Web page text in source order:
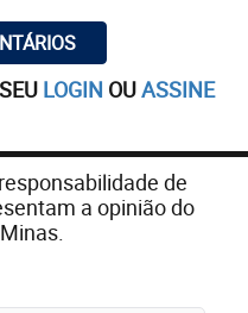
LOGIN OUASSINE
de
a opinião do